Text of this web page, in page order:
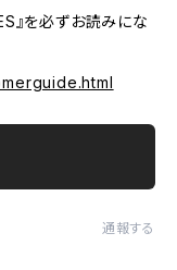
』を必ずお読みにな
通報する